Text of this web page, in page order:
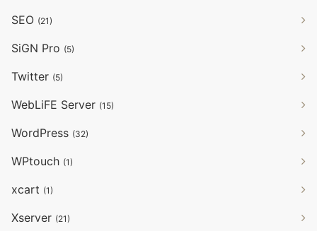
SEO (21)
SiGN Pro (5)
Twitter (5)
WebLiFE Server (15)
WordPress (32)
WPtouch (1)
xcart (1)
Xserver (21)